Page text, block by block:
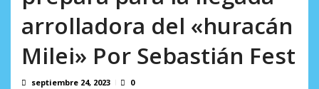
Binance despliega su tarjeta en Venezuela en un mercado
impulsado por el auge de...
agosto 6, 2026
arrolladora del «huracán
Milei» Por Sebastián Fest
septiembre 24, 2023 0